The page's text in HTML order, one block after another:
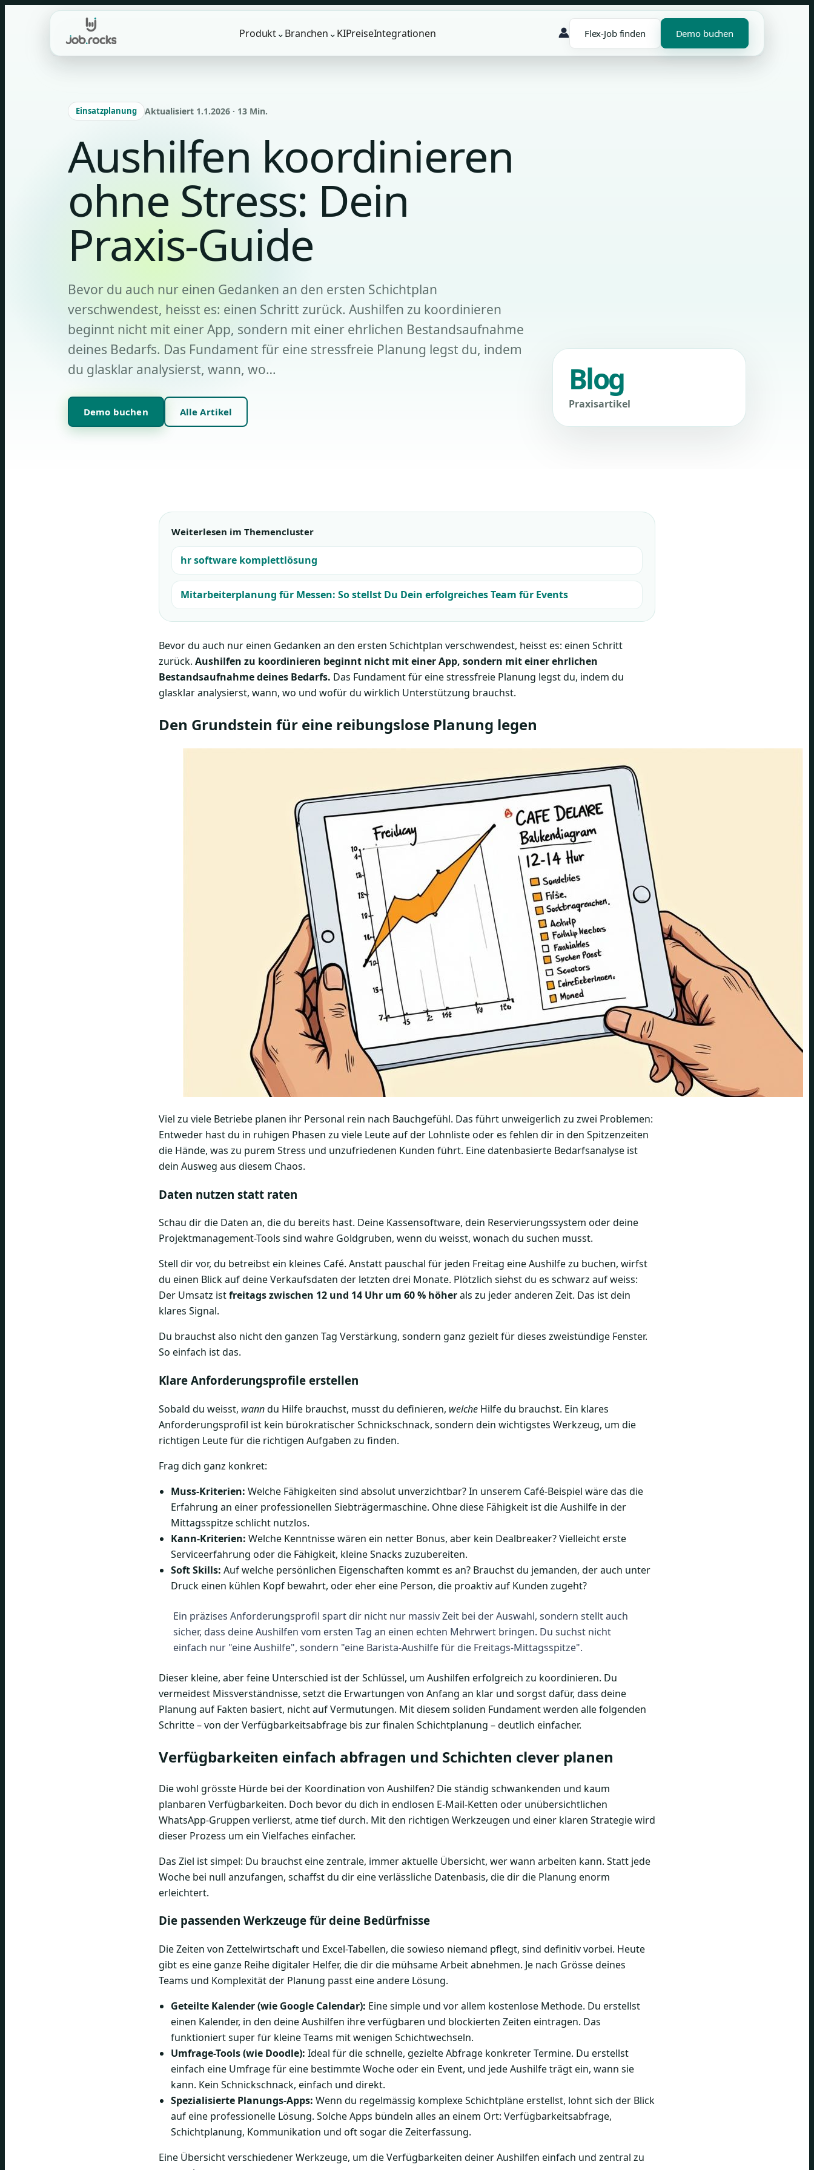
Produkt ⌄ Branchen ⌄ KIPreiseIntegrationen Flex-Job finden Demo buchen
Einsatzplanung Aktualisiert 1.1.2026 · 13 Min.
Aushilfen koordinieren
ohne Stress: Dein
Praxis-Guide
Bevor du auch nur einen Gedanken an den ersten Schichtplan
verschwendest, heisst es: einen Schritt zurück. Aushilfen zu koordinieren
beginnt nicht mit einer App, sondern mit einer ehrlichen Bestandsaufnahme
deines Bedarfs. Das Fundament für eine stressfreie Planung legst du, indem
du glasklar analysierst, wann, wo…
Demo buchen Alle Artikel
Blog
Praxisartikel
Weiterlesen im Themencluster
hr software komplettlösung
Mitarbeiterplanung für Messen: So stellst Du Dein erfolgreiches Team für Events
Bevor du auch nur einen Gedanken an den ersten Schichtplan verschwendest, heisst es: einen Schritt
zurück. Aushilfen zu koordinieren beginnt nicht mit einer App, sondern mit einer ehrlichen
Bestandsaufnahme deines Bedarfs. Das Fundament für eine stressfreie Planung legst du, indem du
glasklar analysierst, wann, wo und wofür du wirklich Unterstützung brauchst.
Den Grundstein für eine reibungslose Planung legen
Viel zu viele Betriebe planen ihr Personal rein nach Bauchgefühl. Das führt unweigerlich zu zwei Problemen:
Entweder hast du in ruhigen Phasen zu viele Leute auf der Lohnliste oder es fehlen dir in den Spitzenzeiten
die Hände, was zu purem Stress und unzufriedenen Kunden führt. Eine datenbasierte Bedarfsanalyse ist
dein Ausweg aus diesem Chaos.
Daten nutzen statt raten
Schau dir die Daten an, die du bereits hast. Deine Kassensoftware, dein Reservierungssystem oder deine
Projektmanagement-Tools sind wahre Goldgruben, wenn du weisst, wonach du suchen musst.
Stell dir vor, du betreibst ein kleines Café. Anstatt pauschal für jeden Freitag eine Aushilfe zu buchen, wirfst
du einen Blick auf deine Verkaufsdaten der letzten drei Monate. Plötzlich siehst du es schwarz auf weiss:
Der Umsatz istfreitags zwischen 12 und 14 Uhr um 60 % höherals zu jeder anderen Zeit. Das ist dein
klares Signal.
Du brauchst also nicht den ganzen Tag Verstärkung, sondern ganz gezielt für dieses zweistündige Fenster.
So einfach ist das.
Klare Anforderungsprofile erstellen
Sobald du weisst, wanndu Hilfe brauchst, musst du definieren, welche Hilfe du brauchst. Ein klares
Anforderungsprofil ist kein bürokratischer Schnickschnack, sondern dein wichtigstes Werkzeug, um die
richtigen Leute für die richtigen Aufgaben zu finden.
Frag dich ganz konkret:
Muss-Kriterien: Welche Fähigkeiten sind absolut unverzichtbar? In unserem Café-Beispiel wäre das die
Erfahrung an einer professionellen Siebträgermaschine. Ohne diese Fähigkeit ist die Aushilfe in der
Mittagsspitze schlicht nutzlos.
Kann-Kriterien: Welche Kenntnisse wären ein netter Bonus, aber kein Dealbreaker? Vielleicht erste
Serviceerfahrung oder die Fähigkeit, kleine Snacks zuzubereiten.
Soft Skills: Auf welche persönlichen Eigenschaften kommt es an? Brauchst du jemanden, der auch unter
Druck einen kühlen Kopf bewahrt, oder eher eine Person, die proaktiv auf Kunden zugeht?
Ein präzises Anforderungsprofil spart dir nicht nur massiv Zeit bei der Auswahl, sondern stellt auch
sicher, dass deine Aushilfen vom ersten Tag an einen echten Mehrwert bringen. Du suchst nicht
einfach nur "eine Aushilfe", sondern "eine Barista-Aushilfe für die Freitags-Mittagsspitze".
Dieser kleine, aber feine Unterschied ist der Schlüssel, um Aushilfen erfolgreich zu koordinieren. Du
vermeidest Missverständnisse, setzt die Erwartungen von Anfang an klar und sorgst dafür, dass deine
Planung auf Fakten basiert, nicht auf Vermutungen. Mit diesem soliden Fundament werden alle folgenden
Schritte – von der Verfügbarkeitsabfrage bis zur finalen Schichtplanung – deutlich einfacher.
Verfügbarkeiten einfach abfragen und Schichten clever planen
Die wohl grösste Hürde bei der Koordination von Aushilfen? Die ständig schwankenden und kaum
planbaren Verfügbarkeiten. Doch bevor du dich in endlosen E-Mail-Ketten oder unübersichtlichen
WhatsApp-Gruppen verlierst, atme tief durch. Mit den richtigen Werkzeugen und einer klaren Strategie wird
dieser Prozess um ein Vielfaches einfacher.
Das Ziel ist simpel: Du brauchst eine zentrale, immer aktuelle Übersicht, wer wann arbeiten kann. Statt jede
Woche bei null anzufangen, schaffst du dir eine verlässliche Datenbasis, die dir die Planung enorm
erleichtert.
Die passenden Werkzeuge für deine Bedürfnisse
Die Zeiten von Zettelwirtschaft und Excel-Tabellen, die sowieso niemand pflegt, sind definitiv vorbei. Heute
gibt es eine ganze Reihe digitaler Helfer, die dir die mühsame Arbeit abnehmen. Je nach Grösse deines
Teams und Komplexität der Planung passt eine andere Lösung.
Geteilte Kalender (wie Google Calendar): Eine simple und vor allem kostenlose Methode. Du erstellst
einen Kalender, in den deine Aushilfen ihre verfügbaren und blockierten Zeiten eintragen. Das
funktioniert super für kleine Teams mit wenigen Schichtwechseln.
Umfrage-Tools (wie Doodle): Ideal für die schnelle, gezielte Abfrage konkreter Termine. Du erstellst
einfach eine Umfrage für eine bestimmte Woche oder ein Event, und jede Aushilfe trägt ein, wann sie
kann. Kein Schnickschnack, einfach und direkt.
Spezialisierte Planungs-Apps: Wenn du regelmässig komplexe Schichtpläne erstellst, lohnt sich der Blick
auf eine professionelle Lösung. Solche Apps bündeln alles an einem Ort: Verfügbarkeitsabfrage,
Schichtplanung, Kommunikation und oft sogar die Zeiterfassung.
Eine Übersicht verschiedener Werkzeuge, um die Verfügbarkeiten deiner Aushilfen einfach und zentral zu